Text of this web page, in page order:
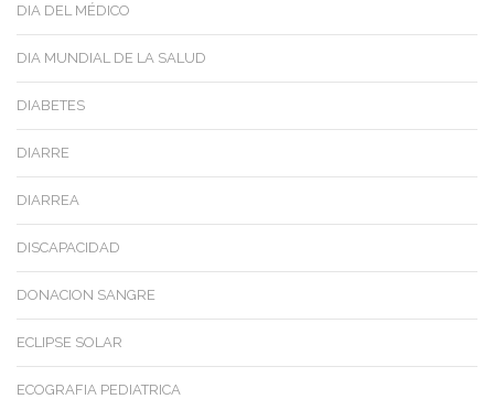
DIA DEL MÉDICO
DIA MUNDIAL DE LA SALUD
DIABETES
DIARRE
DIARREA
DISCAPACIDAD
DONACION SANGRE
ECLIPSE SOLAR
ECOGRAFIA PEDIATRICA